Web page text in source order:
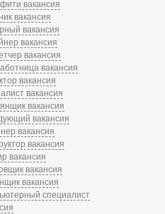
вакансия
вакансия
вакансия
вакансия
вакансия
вакансия
вакансия
вакансия
вакансия
вакансия
вакансия
вакансия
вакансия
вакансия
вакансия
специалист